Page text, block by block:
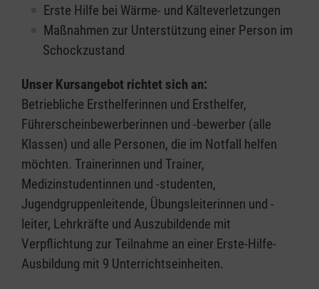
Erste Hilfe bei Wärme- und Kälteverletzungen
Maßnahmen zur Unterstützung einer Person im
Schockzustand
Unser Kursangebot richtet sich an:
Betriebliche Ersthelferinnen und Ersthelfer,
Führerscheinbewerberinnen und -bewerber (alle
Klassen) und alle Personen, die im Notfall helfen
möchten. Trainerinnen und Trainer,
Medizinstudentinnen und -studenten,
Jugendgruppenleitende, Übungsleiterinnen und -
leiter, Lehrkräfte und Auszubildende mit
Verpflichtung zur Teilnahme an einer Erste-Hilfe-
Ausbildung mit 9 Unterrichtseinheiten.